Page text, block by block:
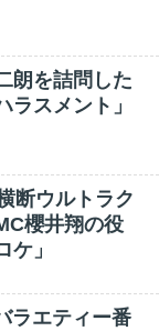
朗を詰問した
スメント」
断ウルトラク
櫻井翔の役
」
ラエティー番